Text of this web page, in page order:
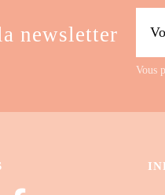
newsletter
Vous